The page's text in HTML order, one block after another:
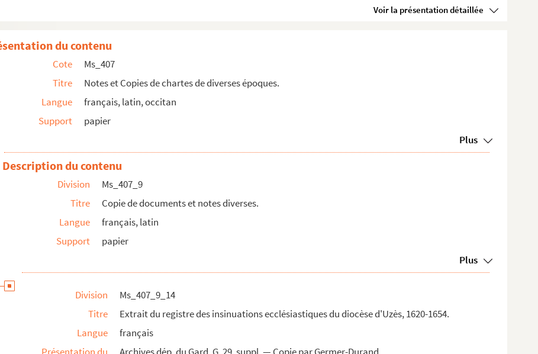
Voir la présentation détaillée
Sém. de Nimes. ».
patrimoine du duché-pairie d'Uzès.
régentes de l'école des filles d'Uzès.
».
du Tiers-Etât de la Sénéchaussée de Beaucaire et Nîmes, te...
de la Commune de Montfrin, d'après les déclarations des citoy...
».
du diocèse d'Uzès, 1620-1654.
Nimes ou du département du Gard. Papiers div...
du contenu
Cote
Ms_407
Titre
Notes et Copies de chartes de diverses époques.
Langue
français, latin, occitan
Support
papier
Plus
Description du contenu
Division
Ms_407_9
Titre
Copie de documents et notes diverses.
Langue
français, latin
Support
papier
Plus
Division
Ms_407_9_14
Titre
Extrait du registre des insinuations ecclésiastiques du diocèse d'Uzès, 1620-1654.
Langue
français